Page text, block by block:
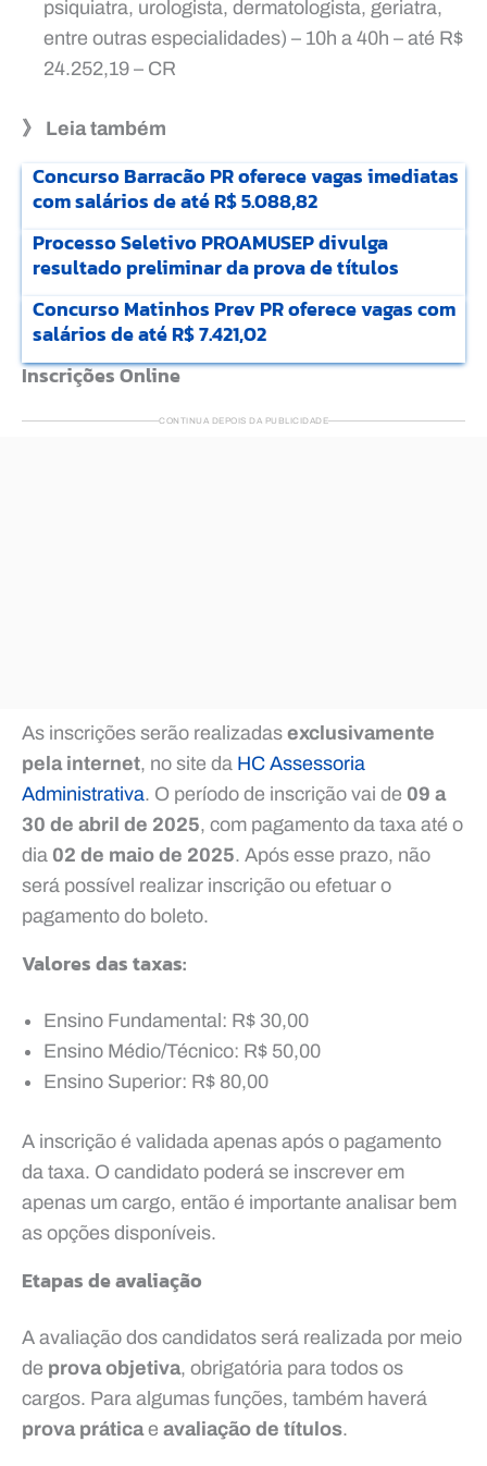
psiquiatra, urologista, dermatologista, geriatra,
entre outras especialidades) – 10h a 40h – até R$
24.252,19 – CR
》 Leia também
Concurso Barracão PR oferece vagas imediatas
com salários de até R$ 5.088,82
Processo Seletivo PROAMUSEP divulga
resultado preliminar da prova de títulos
Concurso Matinhos Prev PR oferece vagas com
salários de até R$ 7.421,02
Inscrições Online
CONTINUA DEPOIS DA PUBLICIDADE
As inscrições serão realizadas exclusivamente
pela internet, no site da HC Assessoria
Administrativa. O período de inscrição vai de 09 a
30 de abril de 2025, com pagamento da taxa até o
dia 02 de maio de 2025. Após esse prazo, não
será possível realizar inscrição ou efetuar o
pagamento do boleto.
Valores das taxas:
Ensino Fundamental: R$ 30,00
Ensino Médio/Técnico: R$ 50,00
Ensino Superior: R$ 80,00
A inscrição é validada apenas após o pagamento
da taxa. O candidato poderá se inscrever em
apenas um cargo, então é importante analisar bem
as opções disponíveis.
Etapas de avaliação
A avaliação dos candidatos será realizada por meio
de prova objetiva, obrigatória para todos os
cargos. Para algumas funções, também haverá
prova práticae avaliação de títulos.